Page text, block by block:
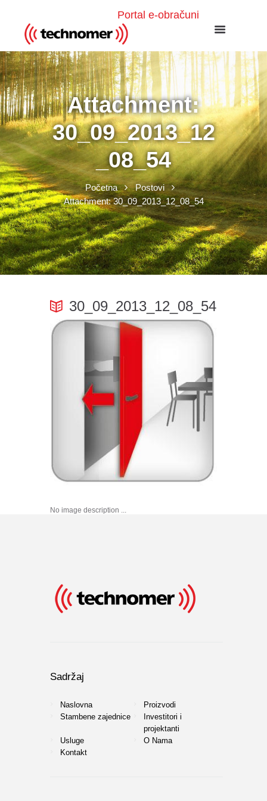
Portal e-obračuni
Attachment:
30_09_2013_12
_08_54
Početna
Postovi
Attachment: 30_09_2013_12_08_54
30_09_2013_12_08_54
No image description ...
Sadržaj
Naslovna
Proizvodi
Stambene zajednice
Investitori i
projektanti
Usluge
O Nama
Kontakt